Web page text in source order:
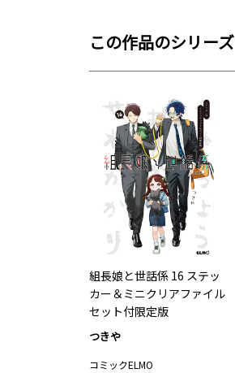
この作品のシリーズ
組長娘と世話係 16 ステッ
カー＆ミニクリアファイル
セット付限定版
つきや
コミックELMO